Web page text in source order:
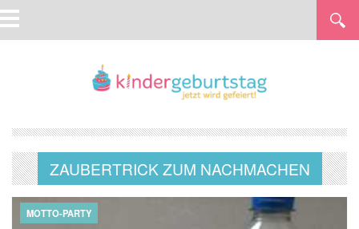
ZAUBERTRICK ZUM NACHMACHEN
MOTTO-PARTY